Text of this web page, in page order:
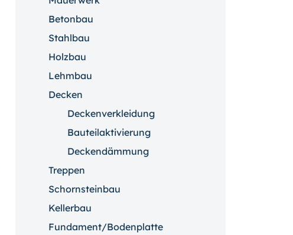
Betonbau
Stahlbau
Holzbau
Lehmbau
Decken
Deckenverkleidung
Bauteilaktivierung
Deckendämmung
Treppen
Schornsteinbau
Kellerbau
Fundament/Bodenplatte